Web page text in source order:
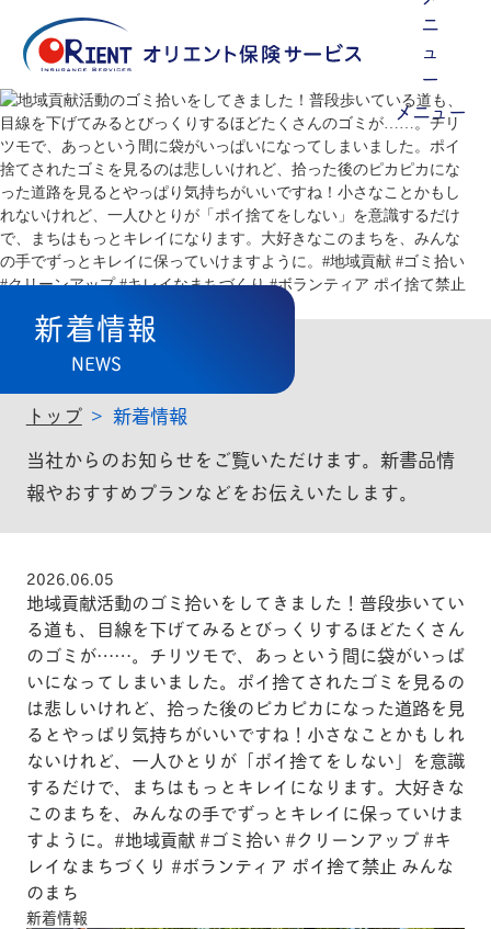
メニュー
新着情報
NEWS
トップ
新着情報
当社からのお知らせをご覧いただけます。新書品情
報やおすすめプランなどをお伝えいたします。
2026.06.05
地域貢献活動のゴミ拾いをしてきました！普段歩いてい
る道も、目線を下げてみるとびっくりするほどたくさん
のゴミが……。チリツモで、あっという間に袋がいっぱ
いになってしまいました。ポイ捨てされたゴミを見るの
は悲しいけれど、拾った後のピカピカになった道路を見
るとやっぱり気持ちがいいですね！小さなことかもしれ
ないけれど、一人ひとりが「ポイ捨てをしない」を意識
するだけで、まちはもっとキレイになります。大好きな
このまちを、みんなの手でずっとキレイに保っていけま
すように。#地域貢献 #ゴミ拾い #クリーンアップ #キ
レイなまちづくり #ボランティア ポイ捨て禁止 みんな
のまち
新着情報